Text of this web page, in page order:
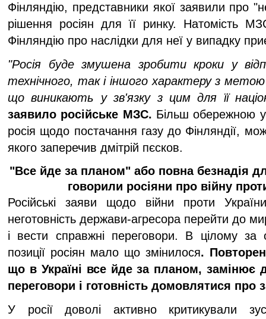
Фінляндію, представники якої заявили про
рішення росіян для її ринку. Натомість
Фінляндію про наслідки для неї у випадку
"Росія буде змушена зробити кроки у
технічного, так і іншого характеру з метою
що виникають у зв'язку з цим для її
заявило російське МЗС. Більш обережною у
росія щодо постачання газу до Фінляндії,
якого заперечив дмітрій пєсков.
"Все йде за планом" або повна безнадія
говорили росіяни про війну
Російські заяви щодо війни проти
неготовність держави-агресора перейти до
і вести справжні переговори. В цілому за
позиції росіян мало що змінилося.
що в Україні все йде за планом, замінює
переговори і готовність домовлятися про
У росії доволі активно критикували